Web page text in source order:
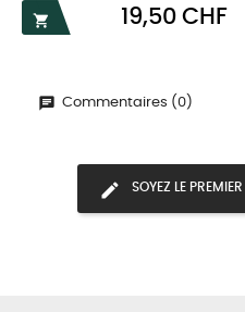

Prix
19,50 CHF
Commentaires (0)
SOYEZ LE